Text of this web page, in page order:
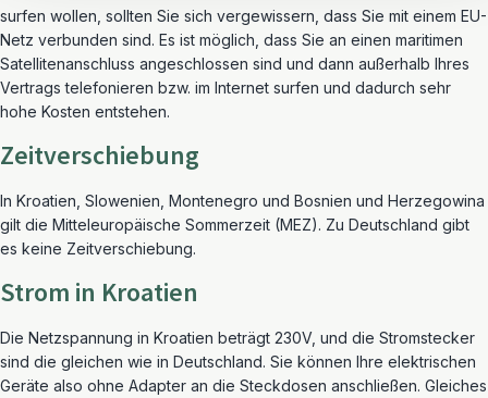
surfen wollen, sollten Sie sich vergewissern, dass Sie mit einem EU-
Netz verbunden sind. Es ist möglich, dass Sie an einen maritimen
Satellitenanschluss angeschlossen sind und dann außerhalb Ihres
Vertrags telefonieren bzw. im Internet surfen und dadurch sehr
hohe Kosten entstehen.
Zeitverschiebung
In Kroatien, Slowenien, Montenegro und Bosnien und Herzegowina
gilt die Mitteleuropäische Sommerzeit (MEZ). Zu Deutschland gibt
es keine Zeitverschiebung.
Strom in Kroatien
Die Netzspannung in Kroatien beträgt 230V, und die Stromstecker
sind die gleichen wie in Deutschland. Sie können Ihre elektrischen
Geräte also ohne Adapter an die Steckdosen anschließen. Gleiches